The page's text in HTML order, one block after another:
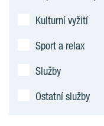
Kulturní vyžití
Sport a relax
Služby
Ostatní služby